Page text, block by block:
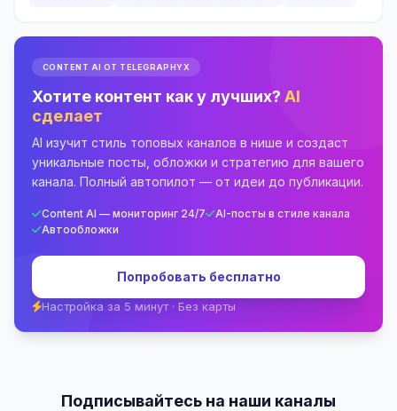
CONTENT AI ОТ TELEGRAPHYX
Хотите контент как у лучших? AI
сделает
AI изучит стиль топовых каналов в нише и создаст
уникальные посты, обложки и стратегию для вашего
канала. Полный автопилот — от идеи до публикации.
Content AI — мониторинг 24/7
AI-посты в стиле канала
Автообложки
Попробовать бесплатно
Настройка за 5 минут · Без карты
Подписывайтесь на наши каналы